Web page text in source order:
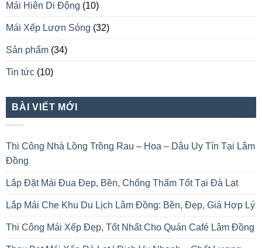
Mái Hiên Di Động (10)
Mái Xếp Lượn Sóng (32)
Sản phẩm (34)
Tin tức (10)
BÀI VIẾT MỚI
Thi Công Nhà Lồng Trồng Rau – Hoa – Dâu Uy Tín Tại Lâm
Đồng
Lắp Đặt Mái Đua Đẹp, Bền, Chống Thấm Tốt Tại Đà Lạt
Lắp Mái Che Khu Du Lịch Lâm Đồng: Bền, Đẹp, Giá Hợp Lý
Thi Công Mái Xếp Đẹp, Tốt Nhất Cho Quán Café Lâm Đồng